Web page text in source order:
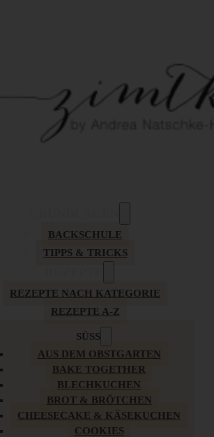
BACKSCHULE
TIPPS & TRICKS
REZEPTE NACH KATEGORIE
REZEPTE A-Z
SÜSS
AUS DEM OBSTGARTEN
BAKE TOGETHER
BLECHKUCHEN
BROT & BRÖTCHEN
CHEESECAKE & KÄSEKUCHEN
COOKIES